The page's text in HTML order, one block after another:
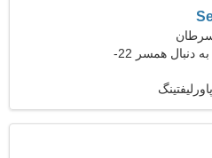
مرد مجرد به دنبال همسر 22-